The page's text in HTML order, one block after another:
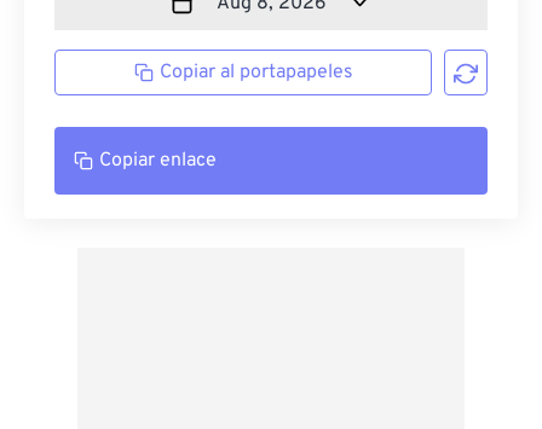
Copiar al portapapeles
Copiar enlace